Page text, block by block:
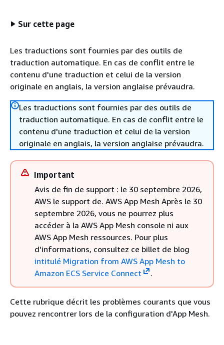
Sur cette page
Les traductions sont fournies par des outils de
traduction automatique. En cas de conflit entre le
contenu d'une traduction et celui de la version
originale en anglais, la version anglaise prévaudra.
Les traductions sont fournies par des outils de
traduction automatique. En cas de conflit entre le
contenu d'une traduction et celui de la version
originale en anglais, la version anglaise prévaudra.
Important
Avis de fin de support : le 30 septembre 2026,
AWS le support de. AWS App Mesh Après le 30
septembre 2026, vous ne pourrez plus
accéder à la AWS App Mesh console ni aux
AWS App Mesh ressources. Pour plus
d'informations, consultez ce billet de blog
intitulé Migration from AWS App Mesh to
Amazon ECS Service Connect
.
Cette rubrique décrit les problèmes courants que vous
pouvez rencontrer lors de la configuration d'App Mesh.